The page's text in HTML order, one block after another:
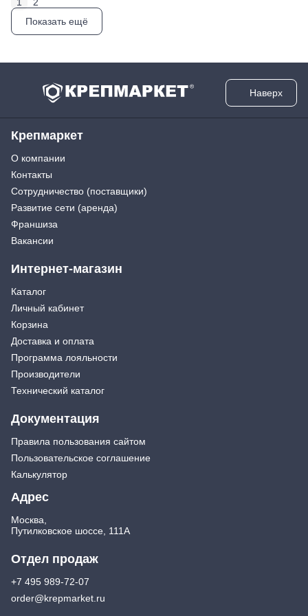
Показать ещё
Наверх
Крепмаркет
О компании
Контакты
Сотрудничество (поставщики)
Развитие сети (аренда)
Франшиза
Вакансии
Интернет-магазин
Каталог
Личный кабинет
Корзина
Доставка и оплата
Программа лояльности
Производители
Технический каталог
Документация
Правила пользования сайтом
Пользовательское соглашение
Калькулятор
Адрес
Москва,
Путилковское шоссе, 111А
Отдел продаж
+7 495 989-72-07
order@krepmarket.ru